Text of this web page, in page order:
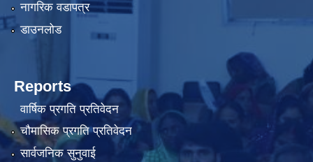
नागरिक वडापत्र
डाउनलोड
Reports
वार्षिक प्रगति प्रतिवेदन
चौमासिक प्रगति प्रतिवेदन
सार्वजनिक सुनुवाई